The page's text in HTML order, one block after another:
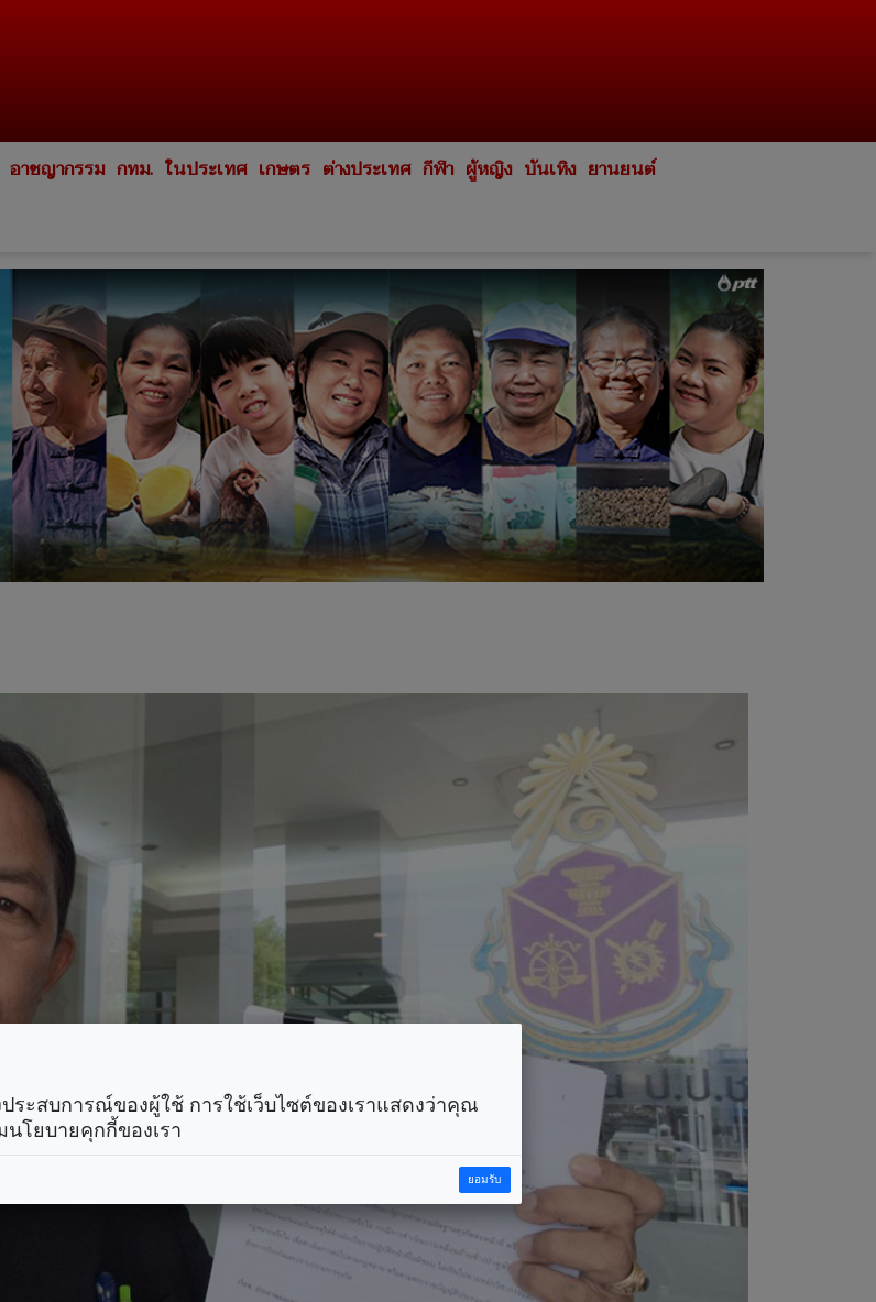
อาชญากรรม กทม. ในประเทศ เกษตร ต่างประเทศ กีฬา ผู้หญิง บันเทิง ยานยนต์
ระสบการณ์ของผู้ใช้ การใช้เว็บไซต์ของเราแสดงว่าคุณ
โยบายคุกกี้ของเรา
ยอมรับ